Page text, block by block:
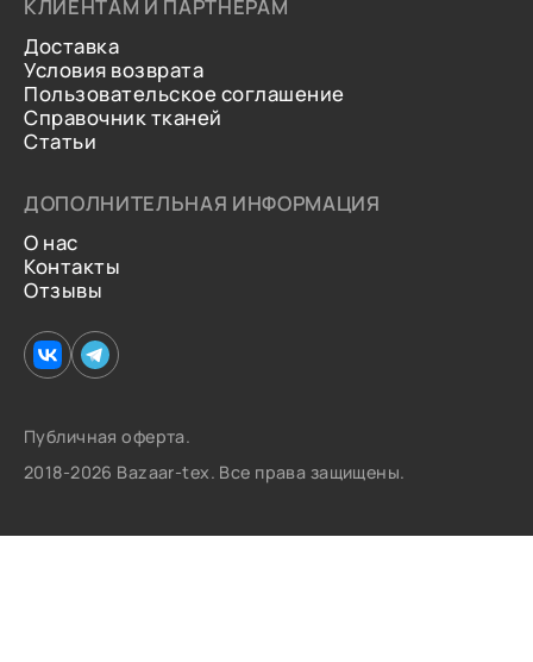
КЛИЕНТАМ И ПАРТНЕРАМ
Доставка
Условия возврата
Пользовательское соглашение
Справочник тканей
Статьи
ДОПОЛНИТЕЛЬНАЯ ИНФОРМАЦИЯ
О нас
Контакты
Отзывы
Публичная оферта.
2018-2026 Bazaar-tex. Все права защищены.